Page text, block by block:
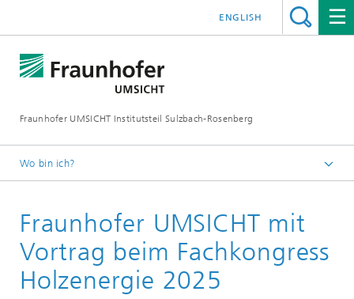
Fraunhofer UMSICHT Institutsteil Sulzbach-Rosenberg
ENGLISH
Wo bin ich?
Veranstaltungen
Fraunhofer UMSICHT mit
Vortrag beim Fachkongress
Holzenergie 2025